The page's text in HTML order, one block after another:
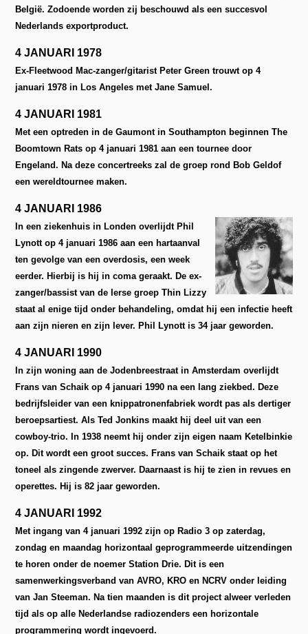
België. Zodoende worden zij beschouwd als een succesvol
Nederlands exportproduct.
4 JANUARI 1978
Ex-Fleetwood Mac-zanger/gitarist Peter Green trouwt op 4
januari 1978 in Los Angeles met Jane Samuel.
4 JANUARI 1981
Met een optreden in de Gaumont in Southampton beginnen The
Boomtown Rats op 4 januari 1981 aan een tournee door
Engeland. Na deze concertreeks zal de groep rond Bob Geldof
een wereldtournee maken.
4 JANUARI 1986
In een ziekenhuis in Londen overlijdt Phil
Lynott op4 januari 1986 aan een hartaanval
ten gevolge van een overdosis, een week
eerder. Hierbij is hij in coma geraakt. De ex-
zanger/bassist van de Ierse groep Thin Lizzy
staat al enige tijd onder behandeling, omdat hij een infectie heeft
aan zijn nieren en zijn lever. Phil Lynott is 34 jaar geworden.
4 JANUARI 1990
In zijn woning aan de Jodenbreestraat in Amsterdam overlijdt
Frans van Schaik op 4 januari 1990 na een lang ziekbed. Deze
bedrijfsleider van een knippatronenfabriek wordt pas als dertiger
beroepsartiest. Als Ted Jonkins maakt hij deel uit van een
cowboy-trio. In 1938 neemt hij onder zijn eigen naam Ketelbinkie
op. Dit wordt een groot succes. Frans van Schaik staat op het
toneel als zingende zwerver. Daarnaast is hij te zien in revues en
operettes. Hij is 82 jaar geworden.
4 JANUARI 1992
Met ingang van 4 januari 1992 zijn op Radio 3 op zaterdag,
zondag en maandag horizontaal geprogrammeerde uitzendingen
te horen onder de noemer Station Drie. Dit is een
samenwerkingsverband van AVRO, KRO en NCRV onder leiding
van Jan Steeman. Na tien maanden is dit project alweer verleden
tijd als op alle Nederlandse radiozenders een horizontale
programmering wordt ingevoerd.